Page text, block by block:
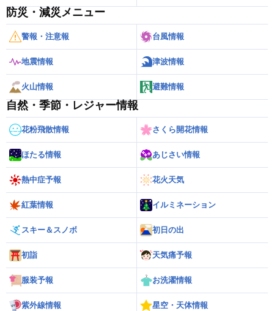
防災・減災メニュー
警報・注意報 台風情報
地震情報 津波情報
火山情報 避難情報
自然・季節・レジャー情報
花粉飛散情報 さくら開花情報
ほたる情報 あじさい情報
熱中症予報 花火天気
紅葉情報 イルミネーション
スキー＆スノボ 初日の出
初詣 天気痛予報
服装予報 お洗濯情報
紫外線情報 星空・天体情報